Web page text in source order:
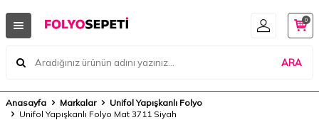
ARA
0
Anasayfa Markalar
Unifol Yapışkanlı Folyo
Unifol Yapışkanlı Folyo Mat 3711 Siyah